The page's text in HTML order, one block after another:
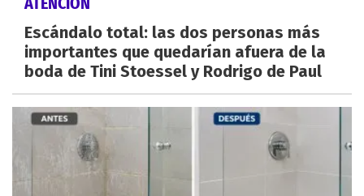
Escándalo total: las dos personas más
importantes que quedarían afuera de la
boda de Tini Stoessel y Rodrigo de Paul